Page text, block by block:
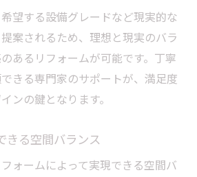
望する設備グレードなど現実的な
案されるため、理想と現実のバラ
あるリフォームが可能です。丁寧
きる専門家のサポートが、満足度
ンの鍵となります。
きる空間バランス
ォームによって実現できる空間バ